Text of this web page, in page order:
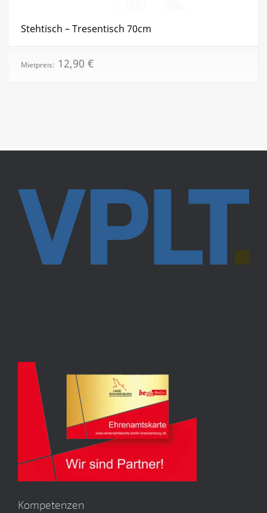
Stehtisch – Tresentisch 70cm
Mietpreis: 12,90 €
Kompetenzen